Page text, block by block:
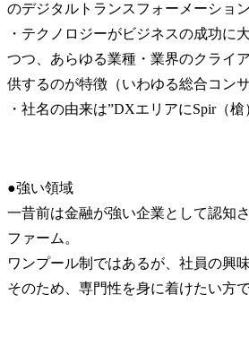
のデジタルトランスフォーメーショ
・テクノロジーがビジネスの成功に
つつ、あらゆる業種・業界のクライ
供するのが特徴（いわゆる総合コン
・社名の由来は”DXエリアにSpir（
●強い領域
一昔前は金融が強い企業として認知
ファーム。
ワンプール制ではあるが、社員の興
そのため、専門性を身に着けたい方